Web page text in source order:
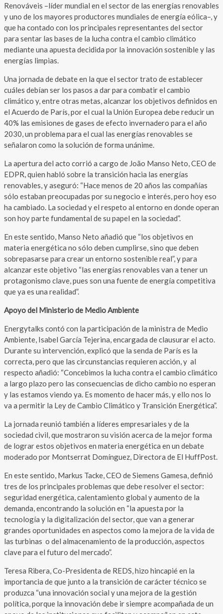
Renováveis –líder mundial en el sector de las energías renovables
y uno de los mayores productores mundiales de energía eólica–, y
que ha contado con los principales representantes del sector
para sentar las bases de la lucha contra el cambio climático
mediante una apuesta decidida por la innovación sostenible y las
energías limpias.
Una jornada de debate en la que el sector trato de establecer
cuáles debían ser los pasos a dar para combatir el cambio
climático y, entre otras metas, alcanzar los objetivos definidos en
el Acuerdo de París, por el cual la Unión Europea debe reducir un
40% las emisiones de gases de efecto invernadero para el año
2030, un problema para el cual las energías renovables se
señalaron como la solución de forma unánime.
La apertura del acto corrió a cargo de João Manso Neto, CEO de
EDPR, quien habló sobre la transición hacia las energías
renovables, y aseguró: “Hace menos de 20 años las compañías
sólo estaban preocupadas por su negocio e interés, pero hoy eso
ha cambiado. La sociedad y el respeto al entorno en donde operan
son hoy parte fundamental de su papel en la sociedad”.
En este sentido, Manso Neto añadió que “los objetivos en
materia energética no sólo deben cumplirse, sino que deben
sobrepasarse para crear un entorno sostenible real”, y para
alcanzar este objetivo “las energías renovables van a tener un
protagonismo clave, pues son una fuente de energía competitiva
que ya es una realidad”.
Apoyo del Ministerio de Medio Ambiente
Energytalks contó con la participación de la ministra de Medio
Ambiente, Isabel García Tejerina, encargada de clausurar el acto.
Durante su intervención, explicó que la senda de París es la
correcta, pero que las circunstancias requieren acción, y al
respecto añadió: “Concebimos la lucha contra el cambio climático
a largo plazo pero las consecuencias de dicho cambio no esperan
y las estamos viendo ya. Es momento de hacer más, y ello nos lo
va a permitir la Ley de Cambio Climático y Transición Energética”.
La jornada reunió también a líderes empresariales y de la
sociedad civil, que mostraron su visión acerca de la mejor forma
de lograr estos objetivos en materia energética en un debate
moderado por Montserrat Domínguez, Directora de El HuffPost.
En este sentido, Markus Tacke, CEO de Siemens Gamesa, definió
tres de los principales problemas que debe resolver el sector:
seguridad energética, calentamiento global y aumento de la
demanda, encontrando la solución en “la apuesta por la
tecnología y la digitalización del sector, que van a generar
grandes oportunidades en aspectos como la mejora de la vida de
las turbinas o del almacenamiento de la producción, aspectos
clave para el futuro del mercado”.
Teresa Ribera, Co-Presidenta de REDS, hizo hincapié en la
importancia de que junto a la transición de carácter técnico se
produzca “una innovación social y una mejora de la gestión
política, porque la innovación debe ir siempre acompañada de un